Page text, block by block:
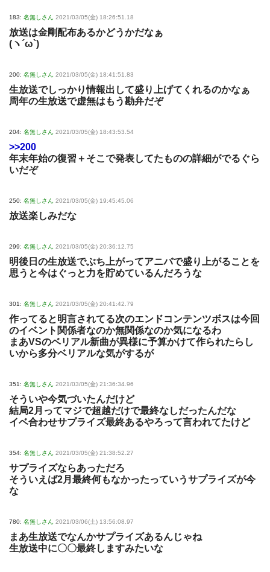
183: 名無しさん 2021/03/05(金) 18:26:51.18
放送は金剛配布あるかどうかだなぁ
(ヽ´ω`)
200: 名無しさん 2021/03/05(金) 18:41:51.83
生放送でしっかり情報出して盛り上げてくれるのかなぁ
周年の生放送で虚無はもう勘弁だぞ
204: 名無しさん 2021/03/05(金) 18:43:53.54
>>200
年末年始の復習＋そこで発表してたものの詳細がでるぐら
いだぞ
250: 名無しさん 2021/03/05(金) 19:45:45.06
放送楽しみだな
299: 名無しさん 2021/03/05(金) 20:36:12.75
明後日の生放送でぶち上がってアニバで盛り上がることを
思うと今はぐっと力を貯めているんだろうな
301: 名無しさん 2021/03/05(金) 20:41:42.79
作ってると明言されてる次のエンドコンテンツボスは今回
のイベント関係者なのか無関係なのか気になるわ
まあVSのベリアル新曲が異様に予算かけて作られたらし
いから多分ベリアルな気がするが
351: 名無しさん 2021/03/05(金) 21:36:34.96
そういや今気づいたんだけど
結局2月ってマジで超越だけで最終なしだったんだな
イベ合わせサプライズ最終あるやろって言われてたけど
354: 名無しさん 2021/03/05(金) 21:38:52.27
サプライズならあっただろ
そういえば2月最終何もなかったっていうサプライズが今
な
780: 名無しさん 2021/03/06(土) 13:56:08.97
まあ生放送でなんかサプライズあるんじゃね
生放送中に〇〇最終しますみたいな